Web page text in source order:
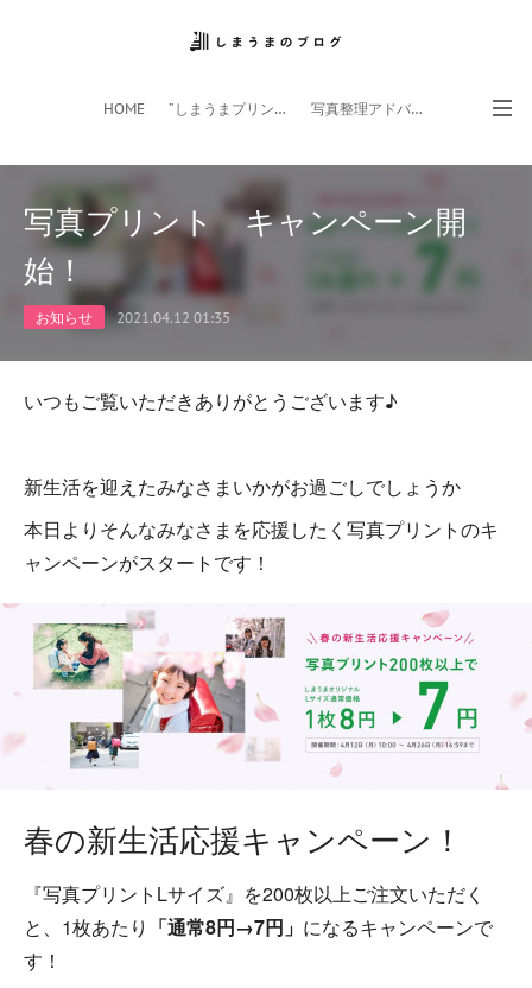
HOME ”しまうまプリント”サイト 写真整理アドバイザー
写真プリント キャンペーン開
始！
お知らせ 2021.04.12 01:35
いつもご覧いただきありがとうございます♪
新生活を迎えたみなさまいかがお過ごしでしょうか
本日よりそんなみなさまを応援したく写真プリントのキ
ャンペーンがスタートです！
春の新生活応援キャンペーン！
『写真プリントLサイズ』を200枚以上ご注文いただく
と、1枚あたり 「通常8円→7円」 になるキャンペーンで
す！